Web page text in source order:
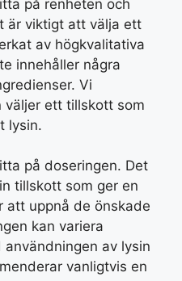
på renheten och
är viktigt att välja ett
av högkvalitativa
innehåller några
Vi
väljer ett tillskott som
lysin.
på doseringen. Det
tillskott som ger en
att uppnå de önskade
kan variera
av lysin
vanligtvis en